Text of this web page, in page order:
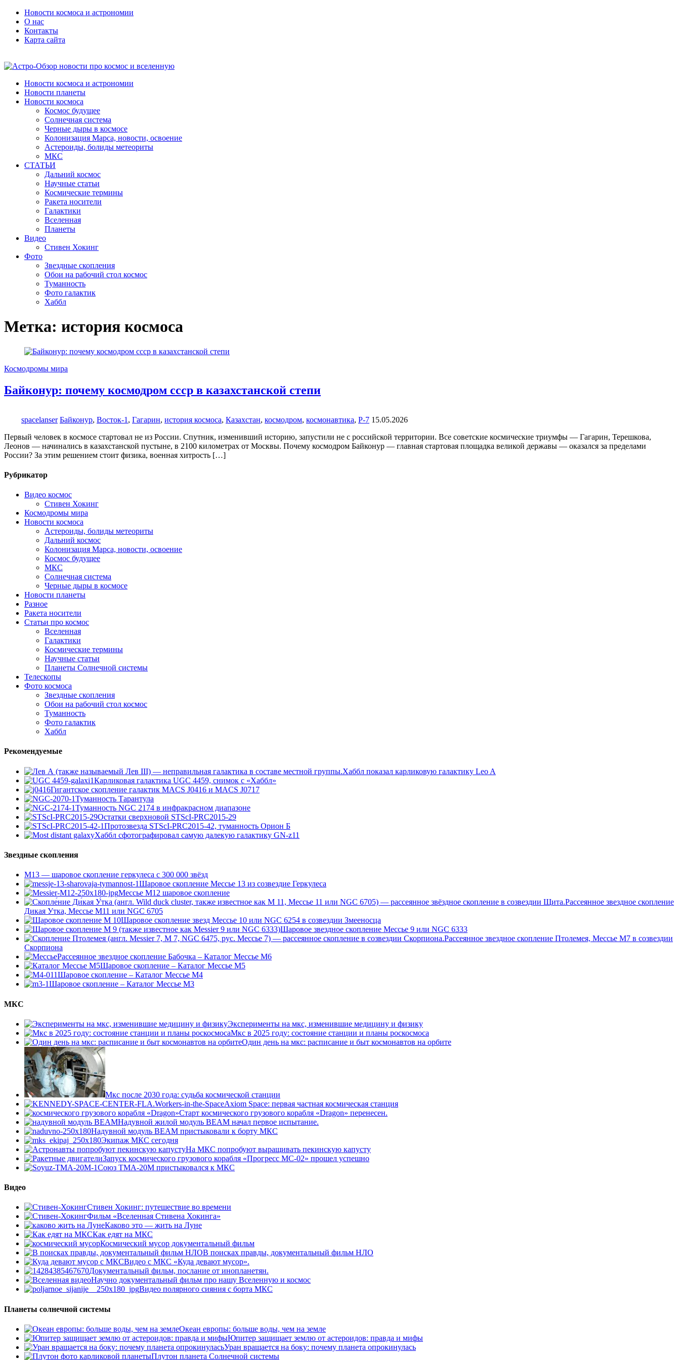
Новости космоса и астрономии
О нас
Контакты
Карта сайта
Новости космоса и астрономии
Новости планеты
Новости космоса
Космос будущее
Солнечная система
Черные дыры в космосе
Колонизация Марса, новости, освоение
Астероиды, болиды метеориты
МКС
СТАТЬИ
Дальний космос
Научные статьи
Космические термины
Ракета носители
Галактики
Вселенная
Планеты
Видео
Стивен Хокинг
Фото
Звездные скопления
Обои на рабочий стол космос
Туманность
Фото галактик
Хаббл
Метка: история космоса
Космодромы мира
Байконур: почему космодром ссср в казахстанской степи
spacelanser Байконур, Восток-1 , Гагарин, история космоса, Казахстан, космодром, космонавтика, Р-7 15.05.2026
Первый человек в космосе стартовал не из России. Спутник, изменивший историю, запустили не с российской территории. Все советские космические триумфы — Гагарин, Терешкова,
Леонов — начинались в казахстанской пустыне, в 2100 километрах от Москвы. Почему космодром Байконур — главная стартовая площадка великой державы — оказался за пределами
России? За этим решением стоит физика, военная хитрость […]
Рубрикатор
Видео космос
Стивен Хокинг
Космодромы мира
Новости космоса
Астероиды, болиды метеориты
Дальний космос
Колонизация Марса, новости, освоение
Космос будущее
МКС
Солнечная система
Черные дыры в космосе
Новости планеты
Разное
Ракета носители
Статьи про космос
Вселенная
Галактики
Космические термины
Научные статьи
Планеты Солнечной системы
Телескопы
Фото космоса
Звездные скопления
Обои на рабочий стол космос
Туманность
Фото галактик
Хаббл
Рекомендуемые
Хаббл показал карликовую галактику Leo A
Карликовая галактика UGC 4459, снимок с «Хаббл»
Гигантское скопление галактик MACS J0416 и MACS J0717
Туманность Тарантула
Туманность NGC 2174 в инфракрасном диапазоне
Остатки сверхновой STScI-PRC2015-29
Протозвезда STScI-PRC2015-42, туманность Орион Б
Хаббл сфотографировал самую далекую галактику GN-z11
Звездные скопления
М13 — шаровое скопление геркулеса с 300 000 звёзд
Шаровое скопление Мессье 13 из созвездие Геркулеса
Мессье М12 шаровое скопление
Рассеянное звездное скопление
Дикая Утка, Мессье М11 или NGC 6705
Шаровое скопление звезд Мессье 10 или NGC 6254 в созвездии Змееносца
Шаровое звездное скопление Мессье 9 или NGC 6333
Рассеянное звездное скопление Птолемея, Мессье М7 в созвездии
Скорпиона
Рассеянное звездное скопление Бабочка – Каталог Мессье М6
Шаровое скопление – Каталог Мессье М5
Шаровое скопление – Каталог Мессье М4
Шаровое скопление – Каталог Мессье М3
МКС
Эксперименты на мкс, изменившие медицину и физику
Мкс в 2025 году: состояние станции и планы роскосмоса
Один день на мкс: расписание и быт космонавтов на орбите
Мкс после 2030 года: судьба космической станции
Axiom Space: первая частная космическая станция
Старт космического грузового корабля «Dragon» перенесен.
Надувной жилой модуль BEAM начал первое испытание.
Надувной модуль BEAM пристыковали к борту МКС
Экипаж МКС сегодня
На МКС попробуют выращивать пекинскую капусту
Запуск космического грузового корабля «Прогресс МС-02» прошел успешно
Союз ТМА-20М пристыковался к МКС
Видео
Стивен Хокинг: путешествие во времени
Фильм «Вселенная Стивена Хокинга»
Каково это — жить на Луне
Как едят на МКС
Космический мусор документальный фильм
В поисках правды, документальный фильм НЛО
Видео с МКС «Куда девают мусор».
Документальный фильм, послание от инопланетян.
Научно документальный фильм про нашу Вселенную и космос
Видео полярного сияния с борта МКС
Планеты солнечной системы
Океан европы: больше воды, чем на земле
Юпитер защищает землю от астероидов: правда и мифы
Уран вращается на боку: почему планета опрокинулась
Плутон планета Солнечной системы